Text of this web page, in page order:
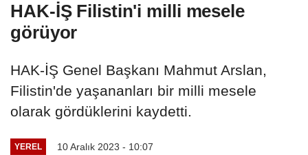
HAK-İŞ Filistin'i milli mesele
görüyor
HAK-İŞ Genel Başkanı Mahmut Arslan,
Filistin'de yaşananları bir milli mesele
olarak gördüklerini kaydetti.
YEREL 10 Aralık 2023 - 10:07